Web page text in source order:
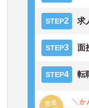
STEP2 求
STEP3 面
STEP4 転